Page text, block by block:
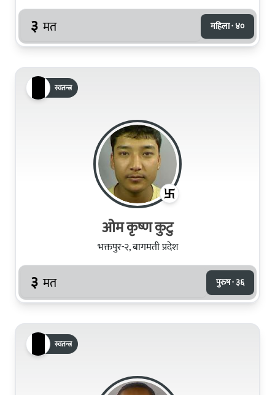
३ मत महिला · ४०
स्वतन्त्र
ओम कृष्ण कुटु
भक्तपुर-२, बागमती प्रदेश
३ मत पुरुष · ३६
स्वतन्त्र